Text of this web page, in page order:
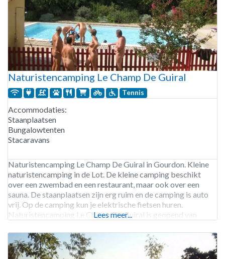
Naturistencamping Le Champ De Guiral
Tennis
Accommodaties:
Staanplaatsen
Bungalowtenten
Stacaravans
Naturistencamping Le Champ De Guiral in Gourdon. Kleine
naturistencamping in de Lot. De kleine camping beschikt
over een zwembad en een restaurant, maar ook over een
sauna. De staanplaatsen zijn erg ruim en de camping is auto
vrij. Op de camping kun je elektrische fietsen huren.
Naturistencamping Le Champ De Guiral is geopend van
Lees meer...